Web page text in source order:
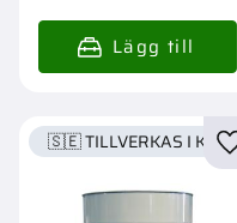
🇸🇪 TILLVERKAS I